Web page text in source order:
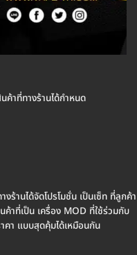
ค้าที่ทางร้านได้กำหนด
านได้จัดโปรโมชั่น เป็นเซ็ท ที่ลูกค้า
ค้าที่เป็น เครื่อง MOD ที่ใช้ร่วมกับ
คา แบบสุดคุ้มได้เหมือนกัน